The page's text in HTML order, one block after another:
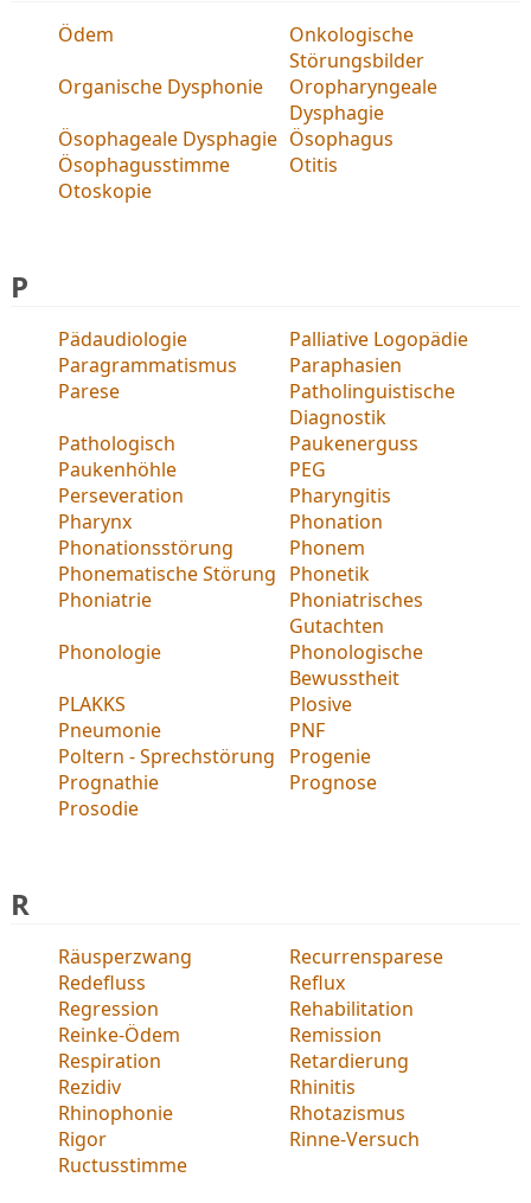
Ödem
Onkologische
Störungsbilder
Organische Dysphonie
Oropharyngeale
Dysphagie
Ösophageale Dysphagie Ösophagus
Ösophagusstimme
Otitis
Otoskopie
P
Pädaudiologie
Palliative Logopädie
Paragrammatismus
Paraphasien
Parese
Patholinguistische
Diagnostik
Pathologisch
Paukenerguss
Paukenhöhle
PEG
Perseveration
Pharyngitis
Pharynx
Phonation
Phonationsstörung
Phonem
Phonematische Störung Phonetik
Phoniatrie
Phoniatrisches
Gutachten
Phonologie
Phonologische
Bewusstheit
PLAKKS
Plosive
Pneumonie
PNF
Poltern - Sprechstörung
Progenie
Prognathie
Prognose
Prosodie
R
Räusperzwang
Recurrensparese
Redefluss
Reflux
Regression
Rehabilitation
Reinke-Ödem
Remission
Respiration
Retardierung
Rezidiv
Rhinitis
Rhinophonie
Rhotazismus
Rigor
Rinne-Versuch
Ructusstimme